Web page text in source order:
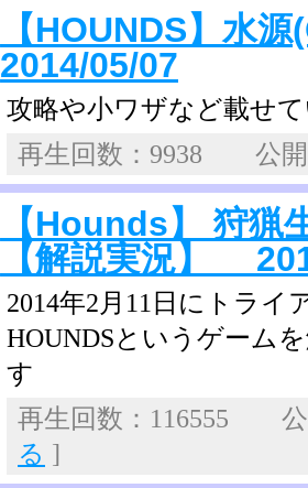
【HOUNDS】水
2014/05/07
攻略や小ワザなど載せ
再生回数：9938
【Hounds】 狩
【解説実況】
2014年2月11日にトラ
HOUNDSというゲーム
す
再生回数：116555
る ]